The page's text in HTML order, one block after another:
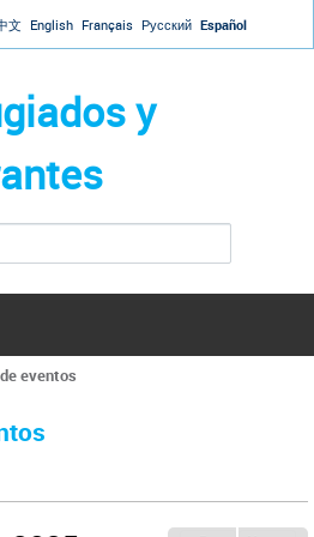
to navigation
文 English Français Русский Español
y
eventos